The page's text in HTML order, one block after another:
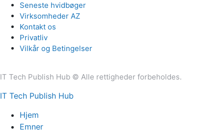
Seneste hvidbøger
Virksomheder AZ
Kontakt os
Privatliv
Vilkår og Betingelser
IT Tech Publish Hub © Alle rettigheder forbeholdes.
IT Tech Publish Hub
Hjem
Emner